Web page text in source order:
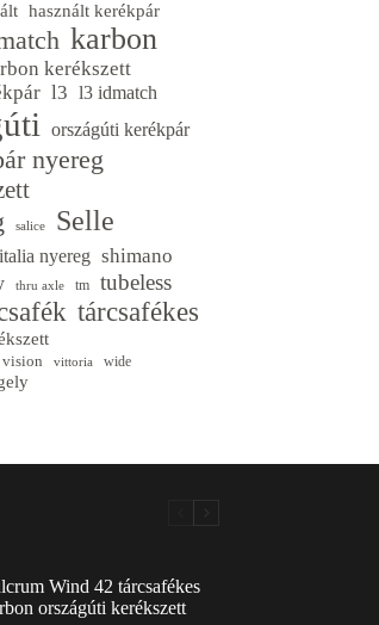
használt kerékpár
karbon
kerékszett
l3 l3 idmatch
országúti kerékpár
nyereg
salice
Selle
nyereg shimano
thru axle tm
tubeless
tárcsafékes
vision vittoria wide
Wind 42 tárcsafékes
országúti kerékszett